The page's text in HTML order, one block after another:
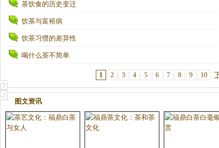
茶饮食的历史变迁
饮茶与富裕病
饮茶习惯的差异性
喝什么茶不简单
1 2 3 4 5 6 7 8 9 10
图文资讯